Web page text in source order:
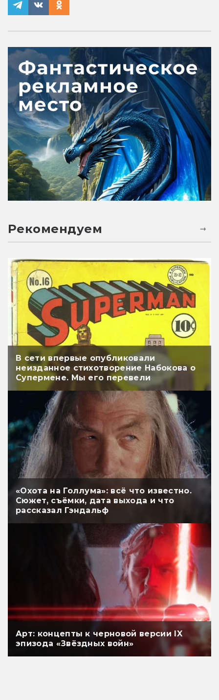
Рекомендуем
В сети впервые опубликовали
неизданное стихотворение Набокова о
Супермене. Мы его перевели
«Охота на Голлума»: всё что известно.
Сюжет, съёмки, дата выхода и что
рассказал Гэндальф
Арт: концепты к черновой версии IX
эпизода «Звёздных войн»